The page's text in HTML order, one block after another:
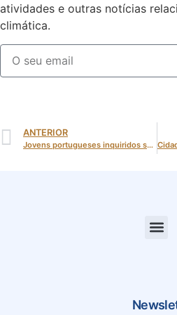
atividades e outras notícias
climática.
ANTERIOR
Jovens portugueses inquiridos sobre o tema do clima mostram-se conscientes, mas limitados na ação